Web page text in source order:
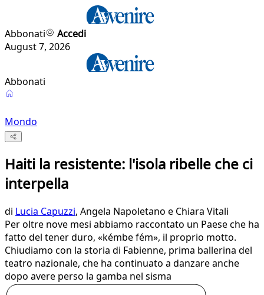
Abbonati
Accedi
August 7, 2026
Abbonati
Mondo
Haiti la resistente: l'isola ribelle che ci
interpella
di Lucia Capuzzi, Angela Napoletano e Chiara Vitali
Per oltre nove mesi abbiamo raccontato un Paese che ha
fatto del tener duro, «kémbe fém», il proprio motto.
Chiudiamo con la storia di Fabienne, prima ballerina del
teatro nazionale, che ha continuato a danzare anche
dopo avere perso la gamba nel sisma